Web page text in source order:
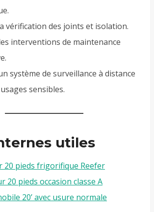
vérification des joints et isolation.
interventions de maintenance
système de surveillance à distance
sensibles.
utiles
20 pieds frigorifique Reefer
20 pieds occasion classe A
20’ avec usure normale